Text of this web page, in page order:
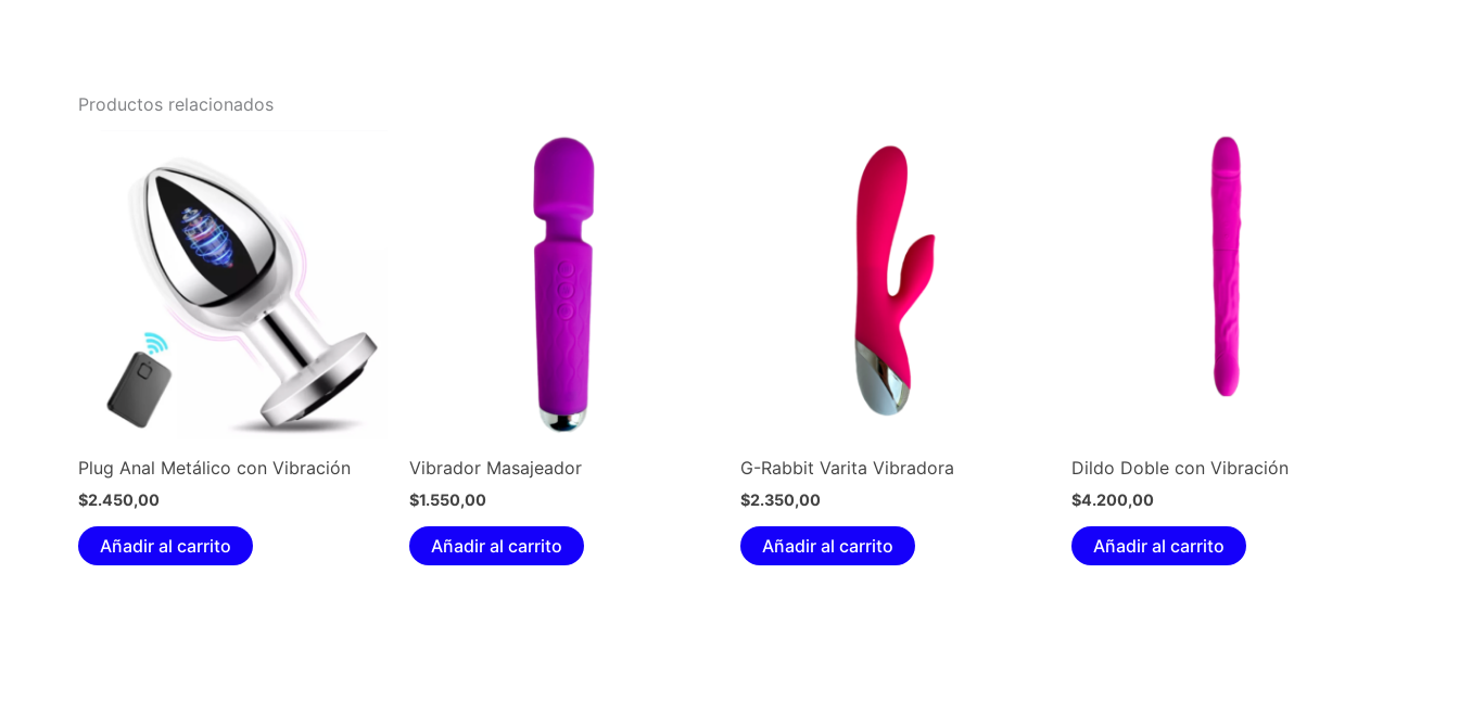
Productos relacionados
Plug Anal Metálico con Vibración
$2.450,00
Añadir al carrito
Vibrador Masajeador
$1.550,00
Añadir al carrito
G-Rabbit Varita Vibradora
$2.350,00
Añadir al carrito
Dildo Doble con Vibración
$4.200,00
Añadir al carrito